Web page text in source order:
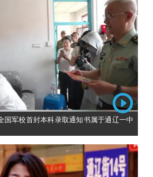
国军校首封本科录取通知书属于通辽一中